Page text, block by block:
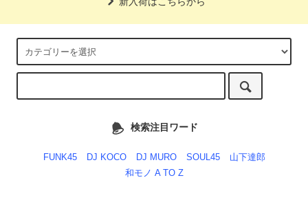
検索注目ワード
FUNK45 DJ KOCO DJ MURO SOUL45
山下達郎
和モノ A TO Z